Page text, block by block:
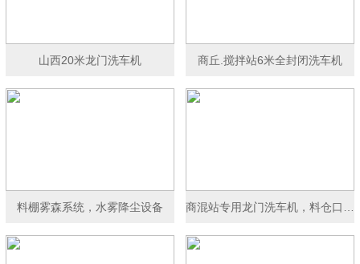
山西20米龙门洗车机 商丘.搅拌站6米全封闭洗车机
料棚雾森系统，水雾降尘设备 商混站专用龙门洗车机，料仓口洗车机